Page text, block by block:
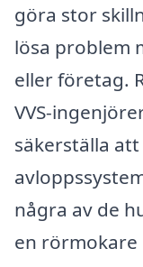
göra stor
lösa problem
eller företag.
VVS-
säkerställa
några av de
en rörmokare